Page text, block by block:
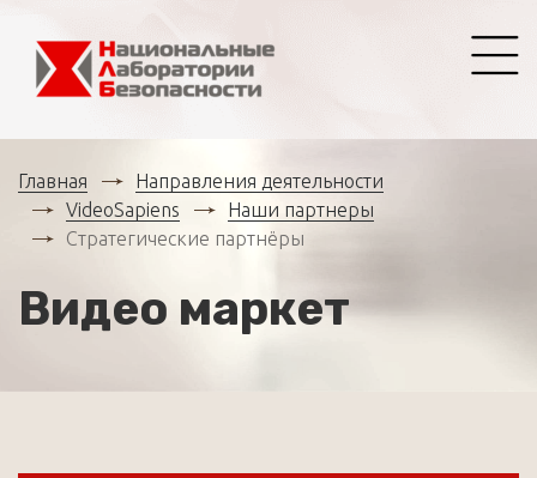
Главная
Направления деятельности
VideoSapiens
Наши партнеры
Стратегические партнёры
Видео маркет